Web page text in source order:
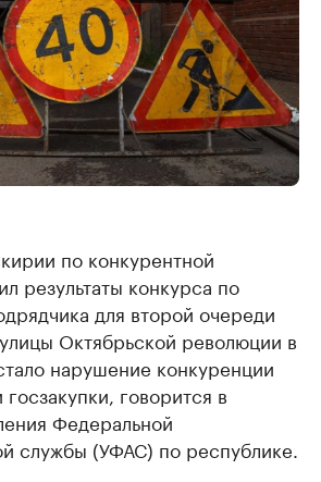
по конкурентной
результаты конкурса по
для второй очереди
Октябрьской революции в
нарушение конкуренции
говорится в
Федеральной
службы (УФАС) по республике.